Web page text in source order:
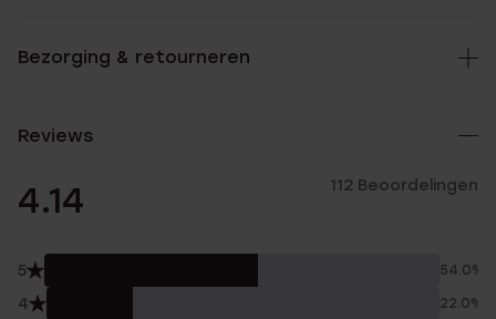
Bezorging & retourneren
Reviews
4.14 112 Beoordelingen
5 54.0%
4 22.0%